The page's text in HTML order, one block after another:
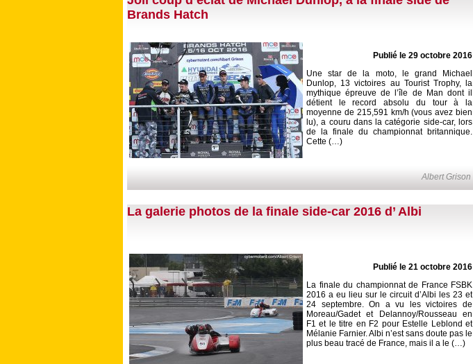
Brands Hatch
Publié le 29 octobre 2016
Une star de la moto, le grand Michael
Dunlop, 13 victoires au Tourist Trophy, la
mythique épreuve de l’île de Man dont il
détient le record absolu du tour à la
moyenne de 215,591 km/h (vous avez bien
lu), a couru dans la catégorie side-car, lors
de la finale du championnat britannique.
Cette (…)
Albert Grison
La galerie photos de la finale side-car 2016 d’ Albi
Publié le 21 octobre 2016
La finale du championnat de France FSBK
2016 a eu lieu sur le circuit d’Albi les 23 et
24 septembre. On a vu les victoires de
Moreau/Gadet et Delannoy/Rousseau en
F1 et le titre en F2 pour Estelle Leblond et
Mélanie Farnier. Albi n’est sans doute pas le
plus beau tracé de France, mais il a le (…)